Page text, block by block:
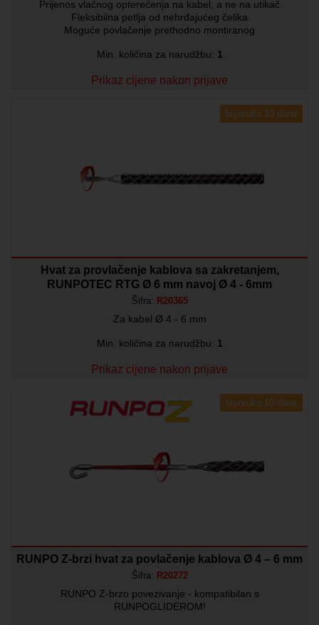
Prijenos vlačnog opterećenja na kabel, a ne na utikač
Fleksibilna petlja od nehrđajućeg čelika
Moguće povlačenje prethodno montiranog
Min. količina za narudžbu: 1
Prikaz cijene nakon prijave
Isporuka 10 dana
Hvat za provlačenje kablova sa zakretanjem,
RUNPOTEC RTG Ø 6 mm navoj Ø 4 - 6mm
Šifra: R20365
Za kabel Ø 4 - 6 mm
Min. količina za narudžbu: 1
Prikaz cijene nakon prijave
Isporuka 10 dana
RUNPO Z-brzi hvat za povlačenje kablova Ø 4 – 6 mm
Šifra: R20272
RUNPO Z-brzo povezivanje - kompatibilan s
RUNPOGLIDEROM!